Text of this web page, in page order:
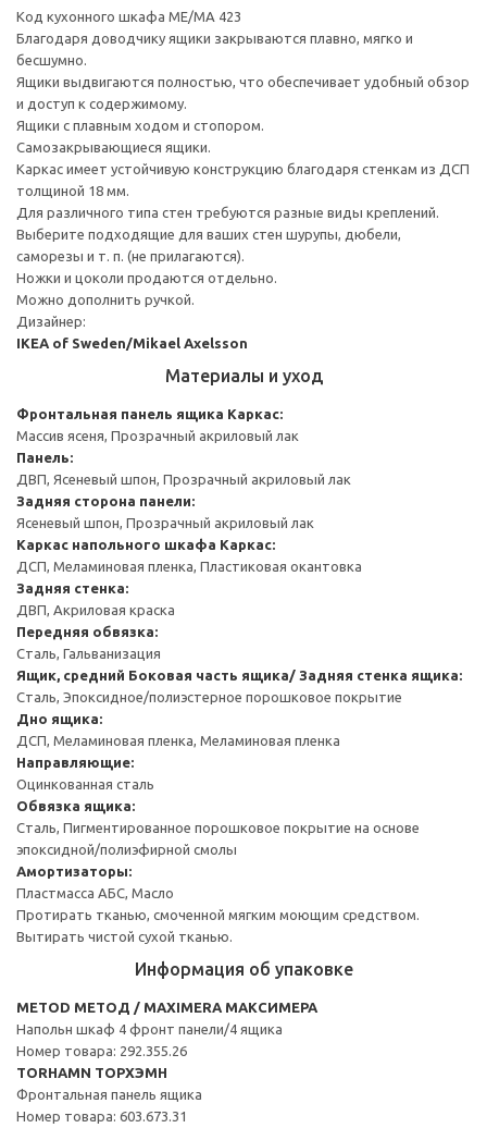
Код кухонного шкафа ME/MA 423
Благодаря доводчику ящики закрываются плавно, мягко и
бесшумно.
Ящики выдвигаются полностью, что обеспечивает удобный обзор
и доступ к содержимому.
Ящики с плавным ходом и стопором.
Самозакрывающиеся ящики.
Каркас имеет устойчивую конструкцию благодаря стенкам из ДСП
толщиной 18 мм.
Для различного типа стен требуются разные виды креплений.
Выберите подходящие для ваших стен шурупы, дюбели,
саморезы и т. п. (не прилагаются).
Ножки и цоколи продаются отдельно.
Можно дополнить ручкой.
Дизайнер:
IKEA of Sweden/Mikael Axelsson
Материалы и уход
Фронтальная панель ящика Каркас:
Массив ясеня, Прозрачный акриловый лак
Панель:
ДВП, Ясеневый шпон, Прозрачный акриловый лак
Задняя сторона панели:
Ясеневый шпон, Прозрачный акриловый лак
Каркас напольного шкафа Каркас:
ДСП, Меламиновая пленка, Пластиковая окантовка
Задняя стенка:
ДВП, Акриловая краска
Передняя обвязка:
Сталь, Гальванизация
Ящик, средний Боковая часть ящика/ Задняя стенка ящика:
Сталь, Эпоксидное/полиэстерное порошковое покрытие
Дно ящика:
ДСП, Меламиновая пленка, Меламиновая пленка
Направляющие:
Оцинкованная сталь
Обвязка ящика:
Сталь, Пигментированное порошковое покрытие на основе
эпоксидной/полиэфирной смолы
Амортизаторы:
Пластмасса АБС, Масло
Протирать тканью, смоченной мягким моющим средством.
Вытирать чистой сухой тканью.
Информация об упаковке
METOD МЕТОД / MAXIMERA МАКСИМЕРА
Напольн шкаф 4 фронт панели/4 ящика
Номер товара: 292.355.26
TORHAMN ТОРХЭМН
Фронтальная панель ящика
Номер товара: 603.673.31